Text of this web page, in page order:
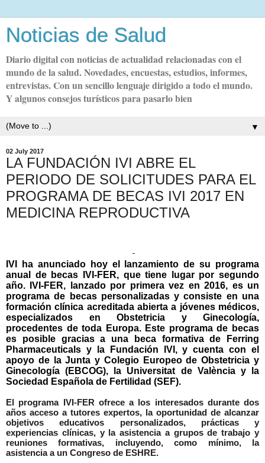
Noticias de Salud
Diario digital con noticias de actualidad relacionadas con el
mundo de la salud. Novedades, encuestas, estudios, informes,
entrevistas. Con un sencillo lenguaje dirigido a todo el mundo.
Y algunos consejos turísticos para pasarlo bien
▼
02 July 2017
LA FUNDACIÓN IVI ABRE EL
PERIODO DE SOLICITUDES PARA EL
PROGRAMA DE BECAS IVI 2017 EN
MEDICINA REPRODUCTIVA
IVI ha anunciado hoy el lanzamiento de su programa
anual de becas IVI-FER, que tiene lugar por segundo
año. IVI-FER, lanzado por primera vez en 2016, es un
programa de becas personalizadas y consiste en una
formación clínica acreditada abierta a jóvenes médicos,
especializados en Obstetricia y Ginecología,
procedentes de toda Europa. Este programa de becas
es posible gracias a una beca formativa de Ferring
Pharmaceuticals y la Fundación IVI, y cuenta con el
apoyo de la Junta y Colegio Europeo de Obstetricia y
Ginecología (EBCOG), la Universitat de València y la
Sociedad Española de Fertilidad (SEF).
El programa IVI-FER ofrece a los interesados durante dos
años acceso a tutores expertos, la oportunidad de alcanzar
objetivos educativos personalizados, prácticas y
experiencias clínicas, y la asistencia a grupos de trabajo y
reuniones formativas, incluyendo, como mínimo, la
asistencia a un Congreso de ESHRE.